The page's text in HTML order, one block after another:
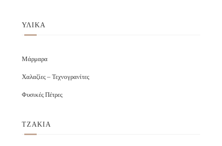
ΥΛΙΚΑ
Μάρμαρα
Χαλαζίες – Τεχνογρανίτες
Φυσικές Πέτρες
ΤΖΑΚΙΑ